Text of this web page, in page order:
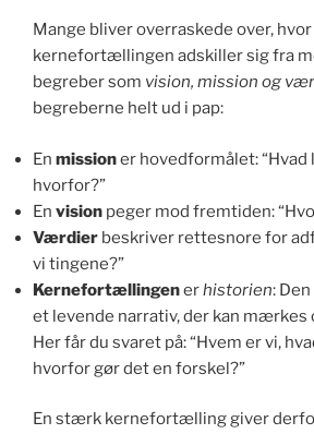
Mange bliver overraskede over,
kernefortællingen adskiller sig fra
begreber som vision, mission og
begreberne helt ud i pap:
En missioner hovedformålet: “Hvad
hvorfor?”
En vision peger mod fremtiden:
Værdier beskriver rettesnore for
vi tingene?”
Kernefortællingenerhistorien:
et levende narrativ, der kan
Her får du svaret på: “Hvem er vi,
hvorfor gør det en forskel?”
En stærk kernefortælling giver